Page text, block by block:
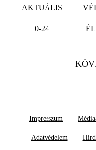
AKTUÁLIS
0-24
Impresszum
Adatvédelem